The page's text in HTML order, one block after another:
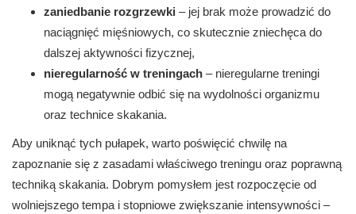
zaniedbanie rozgrzewki – jej brak może prowadzić do
naciągnięć mięśniowych, co skutecznie zniechęca do
dalszej aktywności fizycznej,
nieregularność w treningach – nieregularne treningi
mogą negatywnie odbić się na wydolności organizmu
oraz technice skakania.
Aby uniknąć tych pułapek, warto poświęcić chwilę na
zapoznanie się z zasadami właściwego treningu oraz poprawną
techniką skakania. Dobrym pomysłem jest rozpoczęcie od
wolniejszego tempa i stopniowe zwiększanie intensywności –